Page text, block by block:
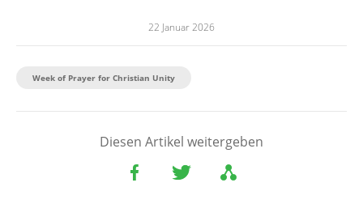
22 Januar 2026
Week of Prayer for Christian Unity
Diesen Artikel weitergeben